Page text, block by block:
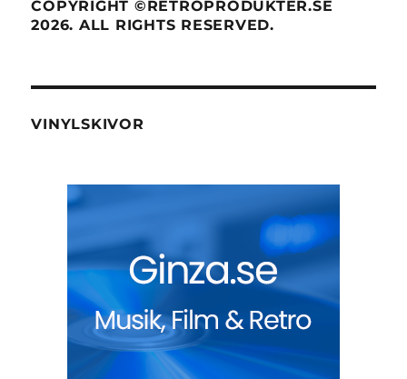
COPYRIGHT ©RETROPRODUKTER.SE
2026. ALL RIGHTS RESERVED.
VINYLSKIVOR